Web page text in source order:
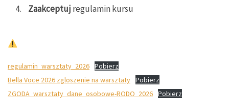
Zaakceptuj regulamin kursu
regulamin_warsztaty_2026 Pobierz
Bella Voce 2026 zgloszenie na warsztaty Pobierz
ZGODA_warsztaty_dane_osobowe-RODO_2026 Pobierz